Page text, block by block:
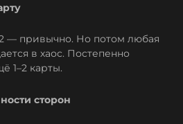
— привычно. Но потом любая
в хаос. Постепенно
1–2 карты.
сторон